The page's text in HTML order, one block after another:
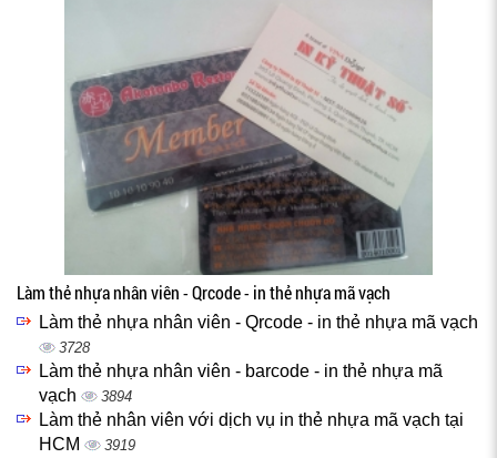
Làm thẻ nhựa nhân viên - Qrcode - in thẻ nhựa mã vạch
Làm thẻ nhựa nhân viên - Qrcode - in thẻ nhựa mã vạch
3728
Làm thẻ nhựa nhân viên - barcode - in thẻ nhựa mã
vạch
3894
Làm thẻ nhân viên với dịch vụ in thẻ nhựa mã vạch tại
HCM
3919